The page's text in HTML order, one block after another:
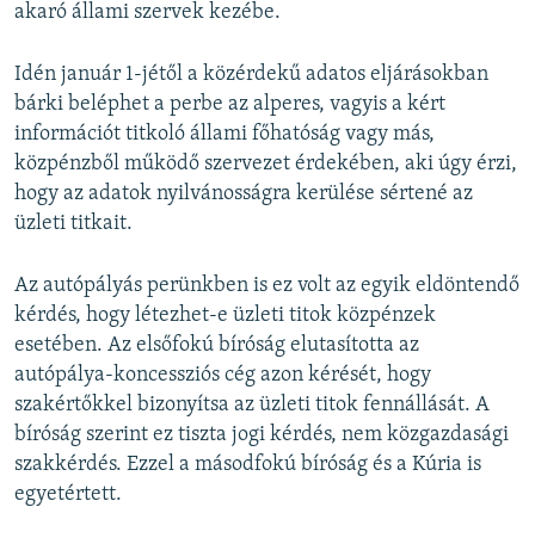
akaró állami szervek kezébe.
Idén január 1-jétől a közérdekű adatos eljárásokban
bárki beléphet a perbe az alperes, vagyis a kért
információt titkoló állami főhatóság vagy más,
közpénzből működő szervezet érdekében, aki úgy érzi,
hogy az adatok nyilvánosságra kerülése sértené az
üzleti titkait.
Az autópályás perünkben is ez volt az egyik eldöntendő
kérdés, hogy létezhet-e üzleti titok közpénzek
esetében. Az elsőfokú bíróság elutasította az
autópálya-koncessziós cég azon kérését, hogy
szakértőkkel bizonyítsa az üzleti titok fennállását. A
bíróság szerint ez tiszta jogi kérdés, nem közgazdasági
szakkérdés. Ezzel a másodfokú bíróság és a Kúria is
egyetértett.